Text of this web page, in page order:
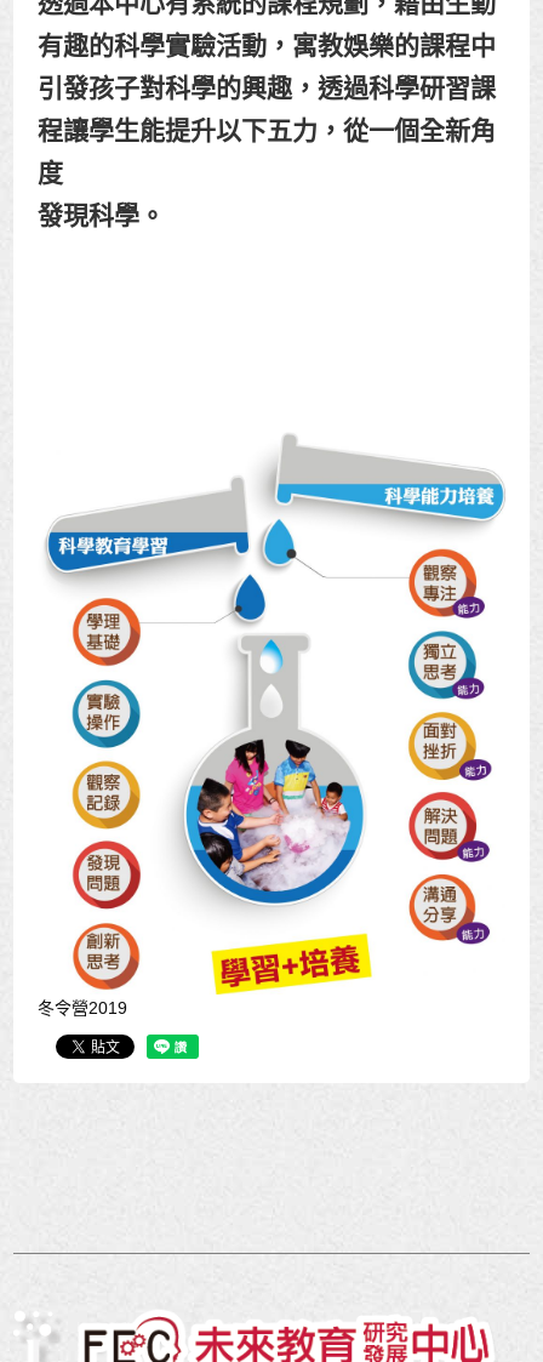
有趣的科學實驗活動，寓教娛樂的課程中
引發孩子對科學的興趣，透過科學研習課
程讓學生能提升以下五力，從一個全新角
度
發現科學。
冬令營2019